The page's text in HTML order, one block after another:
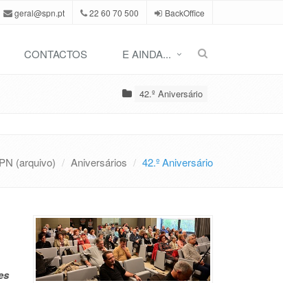
geral@spn.pt 22 60 70 500 BackOffice
CONTACTOS E AINDA...
42.º Aniversário
(arquivo) Aniversários 42.º Aniversário